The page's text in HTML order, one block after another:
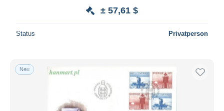
± 57,61 $
Status Privatperson
Neu